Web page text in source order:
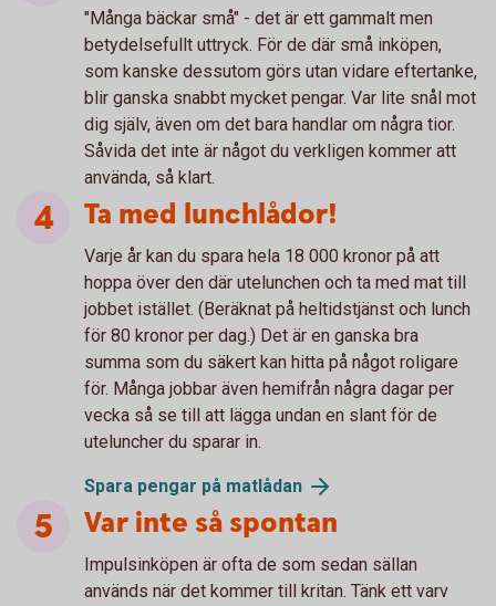
"Många bäckar små" - det är ett gammalt men
betydelsefullt uttryck. För de där små inköpen,
som kanske dessutom görs utan vidare eftertanke,
blir ganska snabbt mycket pengar. Var lite snål mot
dig själv, även om det bara handlar om några tior.
Såvida det inte är något du verkligen kommer att
använda, så klart.
Ta med lunchlådor!
Varje år kan du spara hela 18 000 kronor på att
hoppa över den där utelunchen och ta med mat till
jobbet istället. (Beräknat på heltidstjänst och lunch
för 80 kronor per dag.) Det är en ganska bra
summa som du säkert kan hitta på något roligare
för. Många jobbar även hemifrån några dagar per
vecka så se till att lägga undan en slant för de
uteluncher du sparar in.
Spara pengar på matlådan
Var inte så spontan
Impulsinköpen är ofta de som sedan sällan
används när det kommer till kritan. Tänk ett varv